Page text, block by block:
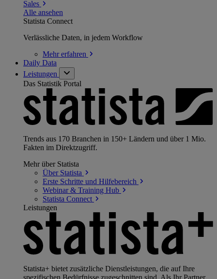
Sales
Alle ansehen
Statista Connect
Verlässliche Daten, in jedem Workflow
Mehrerfahren
Daily Data
Leistungen
Das Statistik Portal
Trends aus 170 Branchen in 150+ Ländern und über 1 Mio.
Fakten im Direktzugriff.
Mehr über Statista
Über Statista
Erste Schritte und Hilfebereich
Webinar & Training Hub
Statista Connect
Leistungen
Statista+ bietet zusätzliche Dienstleistungen, die auf Ihre
spezifischen Bedürfnisse zugeschnitten sind. Als Ihr Partner